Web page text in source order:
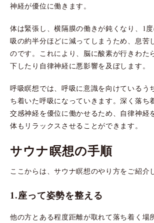
神経が優位に働きます。
体は緊張し、横隔膜の働きが鈍くなり、1
吸の約半分ほどに減ってしまうため、息苦
のです。これにより、脳に酸素が行きわた
下したり自律神経に悪影響を及ぼします。
呼吸瞑想では、呼吸に意識を向けているう
ち着いた呼吸になっていきます。深く落ち
交感神経を優位に働かせるため、自律神経
体もリラックスさせることができます。
サウナ瞑想の手順
ここからは、サウナ瞑想のやり方をご紹介
1.座って姿勢を整える
他の方とある程度距離が取れて落ち着く場